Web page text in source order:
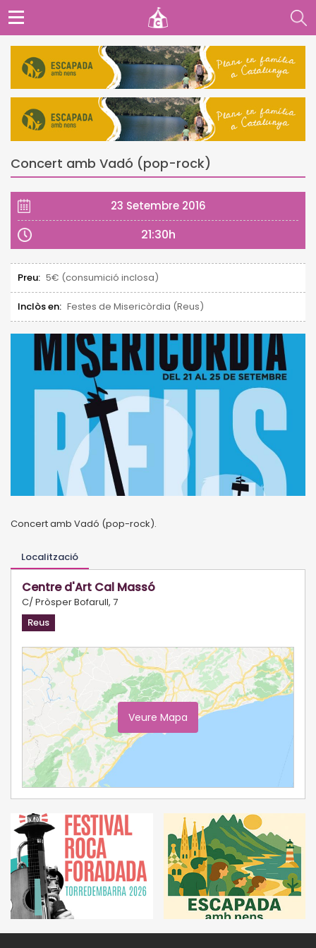
Concert amb Vadó (pop-rock)
23 Setembre 2016
21:30h
Preu: 5€ (consumició inclosa)
Inclòs en: Festes de Misericòrdia (Reus)
Concert amb Vadó (pop-rock).
Localització
Centre d'Art Cal Massó
C/ Pròsper Bofarull, 7
Reus
Veure Mapa